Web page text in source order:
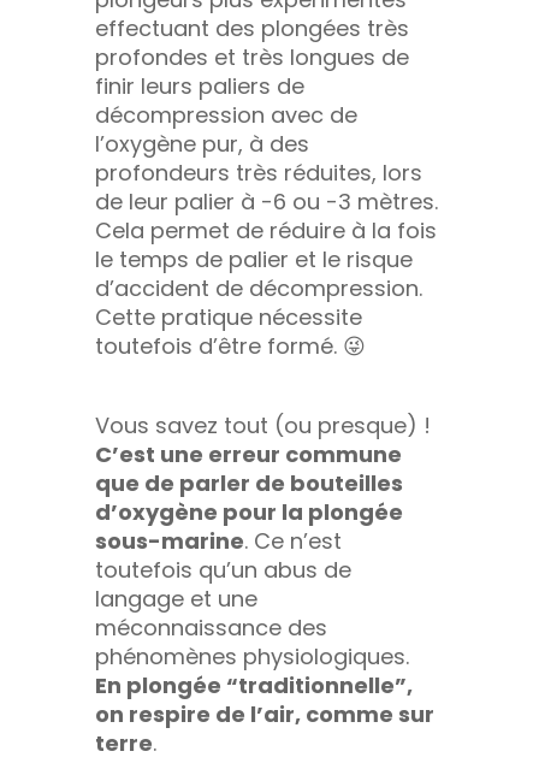
effectuant des plongées très
profondes et très longues de
finir leurs paliers de
décompression avec de
l’oxygène pur, à des
profondeurs très réduites, lors
de leur palier à -6 ou -3 mètres.
Cela permet de réduire à la fois
le temps de palier et le risque
d’accident de décompression.
Cette pratique nécessite
toutefois d’être formé. 😜
Vous savez tout (ou presque) !
C’est une erreur commune
que de parler de bouteilles
d’oxygène pour la plongée
sous-marine. Ce n’est
toutefois qu’un abus de
langage et une
méconnaissance des
phénomènes physiologiques.
En plongée “traditionnelle”,
on respire de l’air, comme sur
terre.